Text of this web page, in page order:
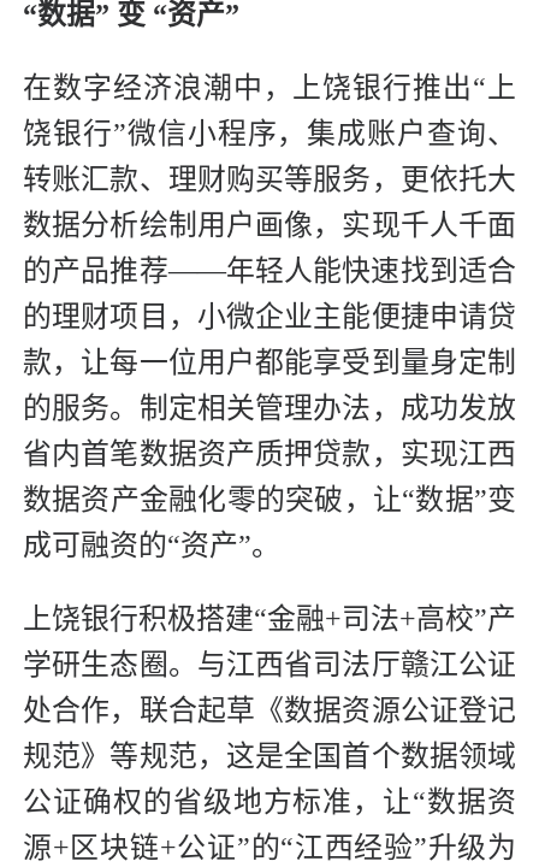
“数据” 变 “资产”
在数字经济浪潮中，上饶银行推出“上
饶银行”微信小程序，集成账户查询、
转账汇款、理财购买等服务，更依托大
数据分析绘制用户画像，实现千人千面
的产品推荐——年轻人能快速找到适合
的理财项目，小微企业主能便捷申请贷
款，让每一位用户都能享受到量身定制
的服务。制定相关管理办法，成功发放
省内首笔数据资产质押贷款，实现江西
数据资产金融化零的突破，让“数据”变
成可融资的“资产”。
上饶银行积极搭建“金融+司法+高校”产
学研生态圈。与江西省司法厅赣江公证
处合作，联合起草《数据资源公证登记
规范》等规范，这是全国首个数据领域
公证确权的省级地方标准，让“数据资
源+区块链+公证”的“江西经验”升级为